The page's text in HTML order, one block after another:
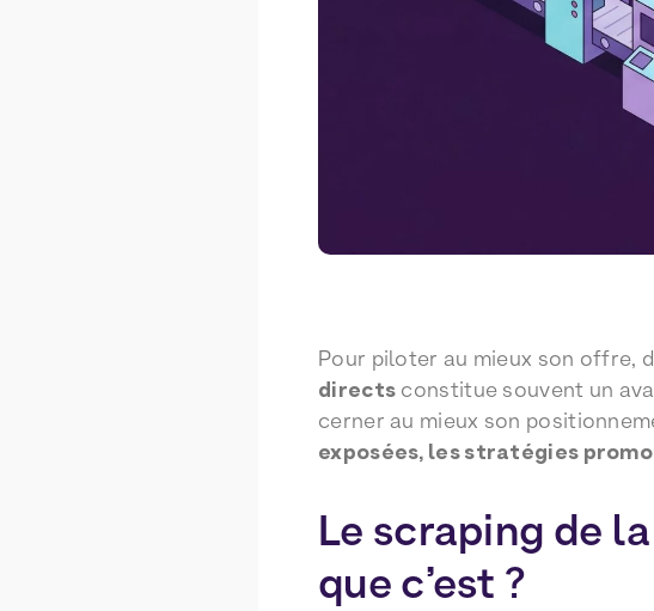
Pour piloter au mieux son offre,
directs constitue souvent un
cerner au mieux son
exposées, les stratégies
Le scraping de
que c’est ?